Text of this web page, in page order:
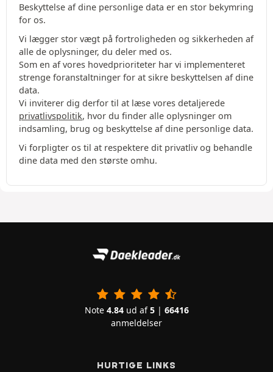
Beskyttelse af dine personlige data er en stor bekymring
for os.
Vi lægger stor vægt på fortroligheden og sikkerheden af
alle de oplysninger, du deler med os.
Som en af vores hovedprioriteter har vi implementeret
strenge foranstaltninger for at sikre beskyttelsen af dine
data.
Vi inviterer dig derfor til at læse vores detaljerede
privatlivspolitik, hvor du finder alle oplysninger om
indsamling, brug og beskyttelse af dine personlige data.
Vi forpligter os til at respektere dit privatliv og behandle
dine data med den største omhu.
Note 4.84ud af5| 66416
anmeldelser
HURTIGE LINKS